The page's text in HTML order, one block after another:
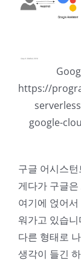
https://
google-
구글 어시스
게다가 구글
여기에 얹어
워가고 있습
다른 형태로
생각이 들긴